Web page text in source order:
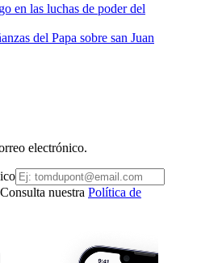
en las luchas de poder del
del Papa sobre san Juan
electrónico.
nuestra Política de